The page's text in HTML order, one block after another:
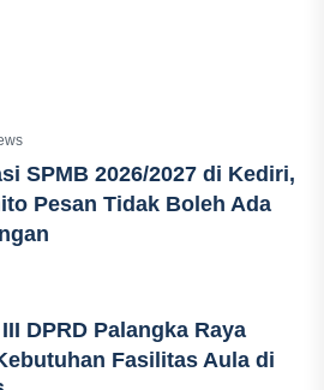
SPMB 2026/2027 di Kediri,
Pesan Tidak Boleh Ada
DPRD Palangka Raya
Fasilitas Aula di